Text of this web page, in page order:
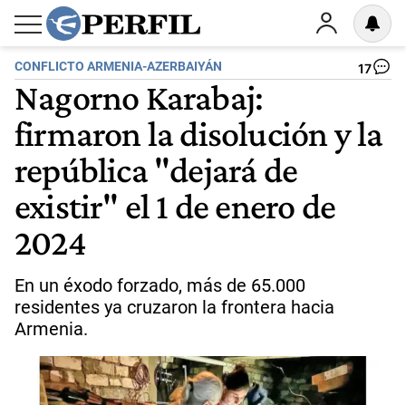
CONFLICTO ARMENIA-AZERBAIYÁN 17
Nagorno Karabaj:
firmaron la disolución y la
república "dejará de
existir" el 1 de enero de
2024
En un éxodo forzado, más de 65.000
residentes ya cruzaron la frontera hacia
Armenia.